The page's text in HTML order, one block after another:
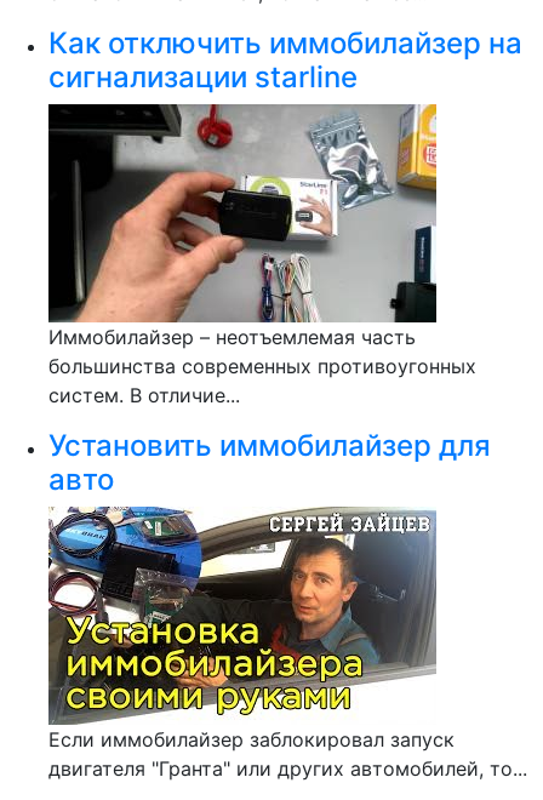
Как отключить иммобилайзер на
сигнализации starline
Иммобилайзер – неотъемлемая часть
большинства современных противоугонных
систем. В отличие...
Установить иммобилайзер для
авто
Если иммобилайзер заблокировал запуск
двигателя "Гранта" или других автомобилей, то...